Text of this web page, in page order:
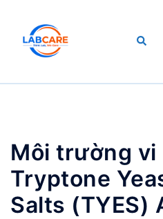
content
Search
Môi trường vi
Tryptone
Salts (TYES)